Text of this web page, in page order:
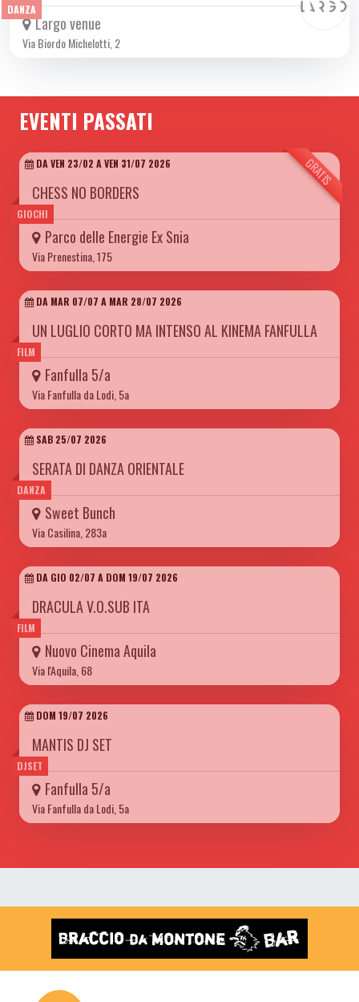
DANZA
Largo venue
Via Biordo Michelotti, 2
EVENTI PASSATI
GIOCHI
GRATIS
DA VEN 23/02 A VEN 31/07 2026
CHESS NO BORDERS
Parco delle Energie Ex Snia
Via Prenestina, 175
FILM
DA MAR 07/07 A MAR 28/07 2026
UN LUGLIO CORTO MA INTENSO AL KINEMA FANFULLA
Fanfulla 5/a
Via Fanfulla da Lodi, 5a
DANZA
SAB 25/07 2026
SERATA DI DANZA ORIENTALE
Sweet Bunch
Via Casilina, 283a
FILM
DA GIO 02/07 A DOM 19/07 2026
DRACULA V.O.SUB ITA
Nuovo Cinema Aquila
Via l'Aquila, 68
DJSET
DOM 19/07 2026
MANTIS DJ SET
Fanfulla 5/a
Via Fanfulla da Lodi, 5a